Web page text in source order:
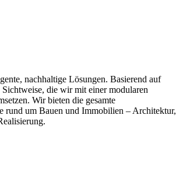
nachhaltige Lösungen. Basierend auf
die wir mit einer modularen
Wir bieten die gesamte
rund um Bauen und Immobilien – Architektur,